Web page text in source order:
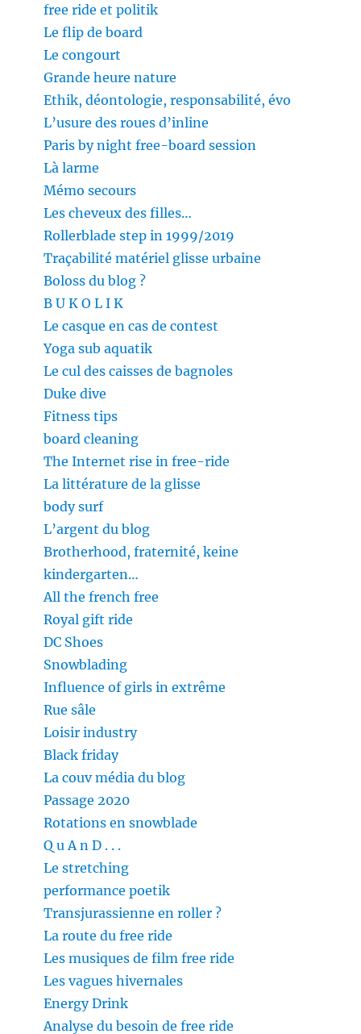
free ride et politik
Le flip de board
Le congourt
Grande heure nature
Ethik, déontologie, responsabilité, évo
L’usure des roues d’inline
Paris by night free-board session
Là larme
Mémo secours
Les cheveux des filles…
Rollerblade step in 1999/2019
Traçabilité matériel glisse urbaine
Boloss du blog ?
B U K O L I K
Le casque en cas de contest
Yoga sub aquatik
Le cul des caisses de bagnoles
Duke dive
Fitness tips
board cleaning
The Internet rise in free-ride
La littérature de la glisse
body surf
L’argent du blog
Brotherhood, fraternité, keine
kindergarten…
All the french free
Royal gift ride
DC Shoes
Snowblading
Influence of girls in extrême
Rue sâle
Loisir industry
Black friday
La couv média du blog
Passage 2020
Rotations en snowblade
Q u A n D . . .
Le stretching
performance poetik
Transjurassienne en roller ?
La route du free ride
Les musiques de film free ride
Les vagues hivernales
Energy Drink
Analyse du besoin de free ride